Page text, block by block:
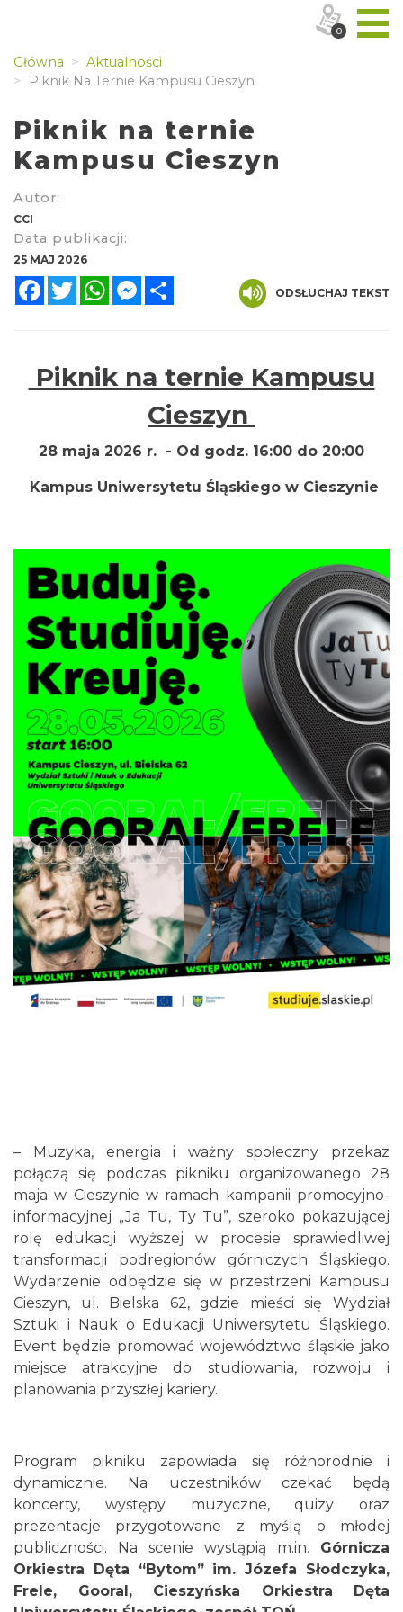
Główna
Aktualności
Piknik Na Ternie Kampusu Cieszyn
Piknik na ternie
Kampusu Cieszyn
Autor:
CCI
Data publikacji:
25 MAJ 2026
FacebookTwitterWhatsAppMessenger
ODSŁUCHAJ TEKST
Piknik na ternie Kampusu
Cieszyn
28 maja 2026 r. - Od godz. 16:00 do 20:00
Kampus Uniwersytetu Śląskiego w Cieszynie
– Muzyka, energia i ważny społeczny przekaz
połączą się podczas pikniku organizowanego 28
maja w Cieszynie w ramach kampanii promocyjno-
informacyjnej „Ja Tu, Ty Tu”, szeroko pokazującej
rolę edukacji wyższej w procesie sprawiedliwej
transformacji podregionów górniczych Śląskiego.
Wydarzenie odbędzie się w przestrzeni Kampusu
Cieszyn, ul. Bielska 62, gdzie mieści się Wydział
Sztuki i Nauk o Edukacji Uniwersytetu Śląskiego.
Event będzie promować województwo śląskie jako
miejsce atrakcyjne do studiowania, rozwoju i
planowania przyszłej kariery.
Program pikniku zapowiada się różnorodnie i
dynamicznie. Na uczestników czekać będą
koncerty, występy muzyczne, quizy oraz
prezentacje przygotowane z myślą o młodej
publiczności. Na scenie wystąpią m.in. Górnicza
Orkiestra Dęta “Bytom” im. Józefa Słodczyka,
Frele, Gooral, Cieszyńska Orkiestra Dęta
0